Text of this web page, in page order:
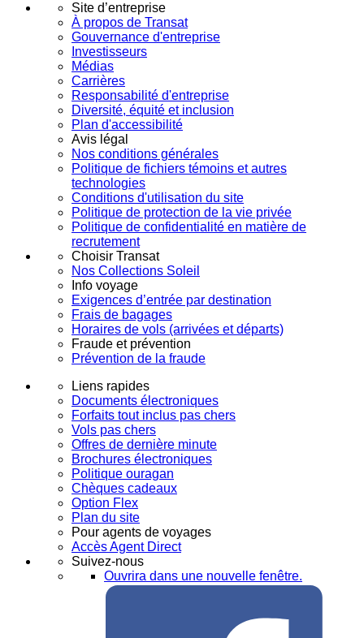
Site d’entreprise
À propos de Transat
Gouvernance d'entreprise
Investisseurs
Médias
Carrières
Responsabilité d'entreprise
Diversité, équité et inclusion
Plan d'accessibilité
Avis légal
Nos conditions générales
Politique de fichiers témoins et autres
technologies
Conditions d'utilisation du site
Politique de protection de la vie privée
Politique de confidentialité en matière de
recrutement
Choisir Transat
Nos Collections Soleil
Info voyage
Exigences d’entrée par destination
Frais de bagages
Horaires de vols (arrivées et départs)
Fraude et prévention
Prévention de la fraude
Liens rapides
Documents électroniques
Forfaits tout inclus pas chers
Vols pas chers
Offres de dernière minute
Brochures électroniques
Politique ouragan
Chèques cadeaux
Option Flex
Plan du site
Pour agents de voyages
Accès Agent Direct
Suivez-nous
Ouvrira dans une nouvelle fenêtre.